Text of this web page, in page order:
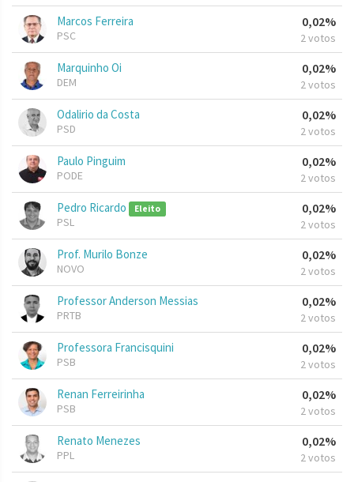
Marcos Ferreira
PSC
0,02%
2 votos
Marquinho Oi
DEM
0,02%
2 votos
Odalirio da Costa
PSD
0,02%
2 votos
Paulo Pinguim
PODE
0,02%
2 votos
Pedro Ricardo Eleito
PSL
0,02%
2 votos
Prof. Murilo Bonze
NOVO
0,02%
2 votos
Professor Anderson Messias
PRTB
0,02%
2 votos
Professora Francisquini
PSB
0,02%
2 votos
Renan Ferreirinha
PSB
0,02%
2 votos
Renato Menezes
PPL
0,02%
2 votos